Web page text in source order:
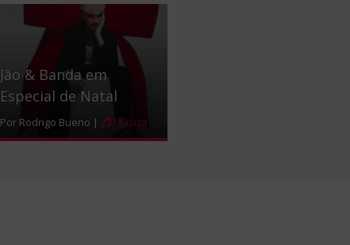
Jão & Banda em
Especial de Natal
Por Rodrigo Bueno | Música